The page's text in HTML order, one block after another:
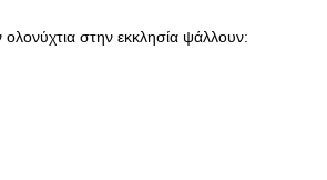
στην εκκλησία ψάλλουν: